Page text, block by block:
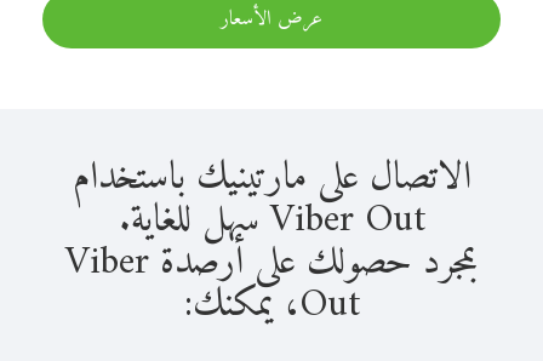
عرض الأسعار
الاتصال على مارتينيك باستخدام
Viber Out سهل للغاية.
بمجرد حصولك على أرصدة Viber
Out، يمكنك: